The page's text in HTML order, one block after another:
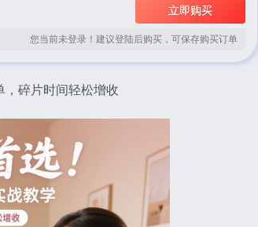
立即购买
您当前未登录！建议登陆后购买，可保存购买订单
，碎片时间轻松增收